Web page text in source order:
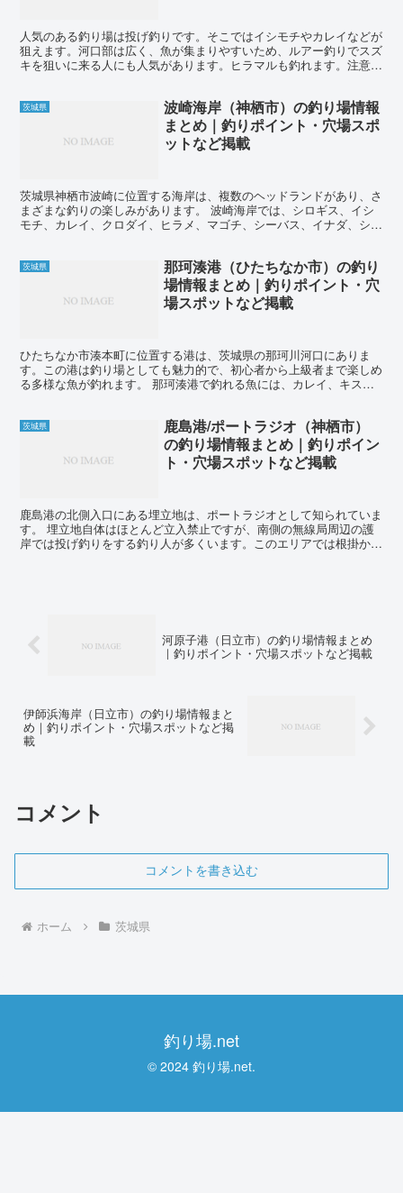
人気のある釣り場は投げ釣りです。そこではイシモチやカレイなどが
狙えます。河口部は広く、魚が集まりやすいため、ルアー釣りでスズ
キを狙いに来る人にも人気があります。ヒラマルも釣れます。注意点
茨城県
波崎海岸（神栖市）の釣り場情報
まとめ｜釣りポイント・穴場スポ
ットなど掲載
茨城県神栖市波崎に位置する海岸は、複数のヘッドランドがあり、さ
まざまな釣りの楽しみがあります。 波崎海岸では、シロギス、イシ
モチ、カレイ、クロダイ、ヒラメ、マゴチ、シーバス、イナダ、ショ
茨城県
那珂湊港（ひたちなか市）の釣り
場情報まとめ｜釣りポイント・穴
場スポットなど掲載
ひたちなか市湊本町に位置する港は、茨城県の那珂川河口にありま
す。この港は釣り場としても魅力的で、初心者から上級者まで楽しめ
る多様な魚が釣れます。 那珂湊港で釣れる魚には、カレイ、キス、
茨城県
鹿島港/ポートラジオ（神栖市）
の釣り場情報まとめ｜釣りポイン
ト・穴場スポットなど掲載
鹿島港の北側入口にある埋立地は、ポートラジオとして知られていま
す。 埋立地自体はほとんど立入禁止ですが、南側の無線局周辺の護
岸では投げ釣りをする釣り人が多くいます。このエリアでは根掛かり
河原子港（日立市）の釣り場情報まとめ
｜釣りポイント・穴場スポットなど掲載
伊師浜海岸（日立市）の釣り場情報まと
め｜釣りポイント・穴場スポットなど掲
載
コメント
コメントを書き込む
ホーム 茨城県
釣り場.net
© 2024 釣り場.net.